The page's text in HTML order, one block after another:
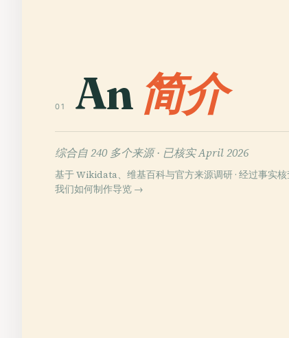
01 An 简介
综合自 240 多个来源 · 已核实 April 2026
基于 Wikidata、维基百科与官方来源调研 · 经过事实核
我们如何制作导览 →